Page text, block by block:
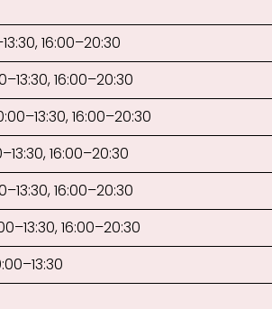
16:00–20:30
16:00–20:30
16:00–20:30
16:00–20:30
16:00–20:30
16:00–20:30